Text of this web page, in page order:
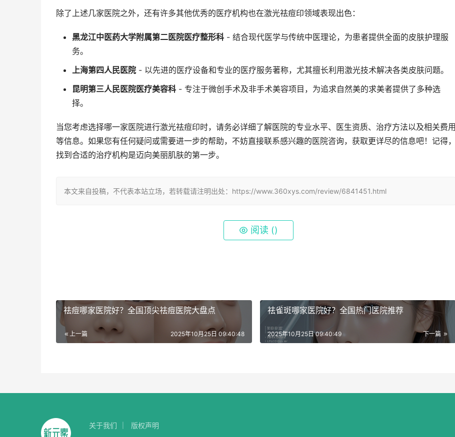
除了上述几家医院之外，还有许多其他优秀的医疗机构也在激光祛痘印领域表现出色：
黑龙江中医药大学附属第二医院医疗整形科 - 结合现代医学与传统中医理论，为患者提供全面的皮肤护理服
务。
上海第四人民医院 - 以先进的医疗设备和专业的医疗服务著称，尤其擅长利用激光技术解决各类皮肤问题。
昆明第三人民医院医疗美容科 - 专注于微创手术及非手术美容项目，为追求自然美的求美者提供了多种选
择。
当您考虑选择哪一家医院进行激光祛痘印时，请务必详细了解医院的专业水平、医生资质、治疗方法以及相关费用
等信息。如果您有任何疑问或需要进一步的帮助，不妨直接联系感兴趣的医院咨询，获取更详尽的信息吧！记得，
找到合适的治疗机构是迈向美丽肌肤的第一步。
本文来自投稿，不代表本站立场，若转载请注明出处：https://www.360xys.com/review/6841451.html
阅读 ()
祛痘哪家医院好？全国顶尖祛痘医院大盘点
上一篇 2025年10月25日 09:40:48
祛雀斑哪家医院好？全国热门医院推荐
下一篇
2025年10月25日 09:40:49
关于我们
版权声明